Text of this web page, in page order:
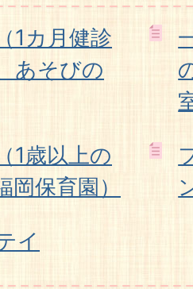
1カ月健診
あそびの
1歳以上の
保育園）
イ